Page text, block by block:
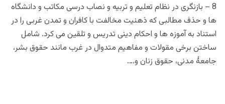
8 – بازنگری در نظام تعلیم و تربیه و نصاب درسی مکاتب و دانشگاه
ها و حذف مطالبی که ذهنیت مخالفت با کافران و تمدن غربی را در
استناد به آموزه ها و احکام دینی تدریس و تلقین می کرد. شامل
ساختن برخی مقولات و مفاهیم متدوال در غرب مانند حقوق بشر،
جامعۀ مدنی، حقوق زنان و….